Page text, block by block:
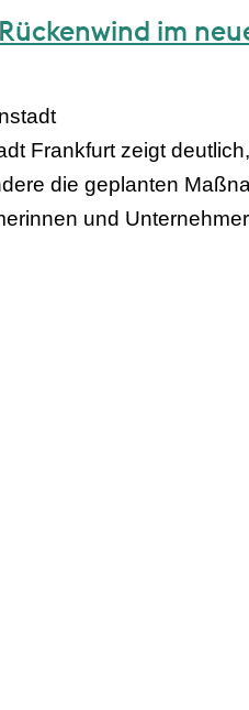
im
Frankfurt zeigt
die geplanten
und